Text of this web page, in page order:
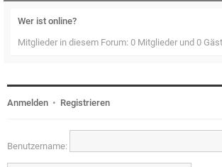
Wer ist online?
Mitglieder in diesem Forum: 0 Mitglieder und 0
Anmelden • Registrieren
Benutzername: